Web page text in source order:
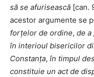
să se afurisească [can.
acestor argumente se
forțelor de ordine, de a
în interioul bisericilor
Constanța, în timpul
constituie un act de